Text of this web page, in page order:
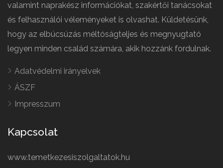
valamint naprakész információkat, szakértői tanácsokat
és felhasználói véleményeket is olvashat. Küldetésünk,
hogy az elbúcsúzás méltóságteljes és megnyugtató
legyen minden család számára, akik hozzánk fordulnak.
Adatvédelmi irányelvek
ÁSZF
Impresszum
Kapcsolat
www.temetkezesiszolgaltatok.hu